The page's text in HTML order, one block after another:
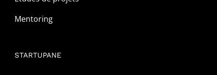
Mentoring
STARTUPANE